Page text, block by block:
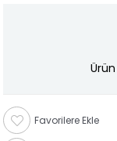
Favorilere Ekle